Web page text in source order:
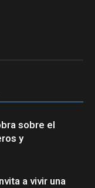
sobre el
y
a vivir una